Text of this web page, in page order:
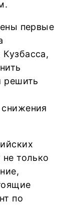
первые
решить
только
по